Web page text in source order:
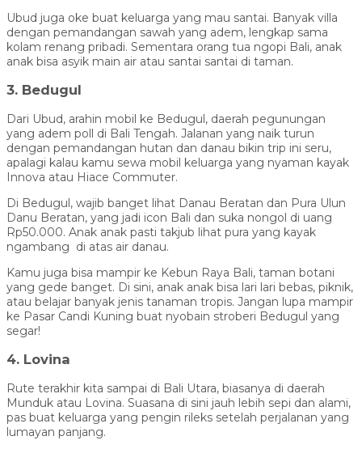
Ubud juga oke buat keluarga yang mau santai. Banyak villa
dengan pemandangan sawah yang adem, lengkap sama
kolam renang pribadi. Sementara orang tua ngopi Bali, anak
anak bisa asyik main air atau santai santai di taman.
3. Bedugul
Dari Ubud, arahin mobil ke Bedugul, daerah pegunungan
yang adem poll di Bali Tengah. Jalanan yang naik turun
dengan pemandangan hutan dan danau bikin trip ini seru,
apalagi kalau kamu sewa mobil keluarga yang nyaman kayak
Innova atau Hiace Commuter.
Di Bedugul, wajib banget lihat Danau Beratan dan Pura Ulun
Danu Beratan, yang jadi icon Bali dan suka nongol di uang
Rp50.000. Anak anak pasti takjub lihat pura yang kayak
ngambang di atas air danau.
Kamu juga bisa mampir ke Kebun Raya Bali, taman botani
yang gede banget. Di sini, anak anak bisa lari lari bebas, piknik,
atau belajar banyak jenis tanaman tropis. Jangan lupa mampir
ke Pasar Candi Kuning buat nyobain stroberi Bedugul yang
segar!
4. Lovina
Rute terakhir kita sampai di Bali Utara, biasanya di daerah
Munduk atau Lovina. Suasana di sini jauh lebih sepi dan alami,
pas buat keluarga yang pengin rileks setelah perjalanan yang
lumayan panjang.